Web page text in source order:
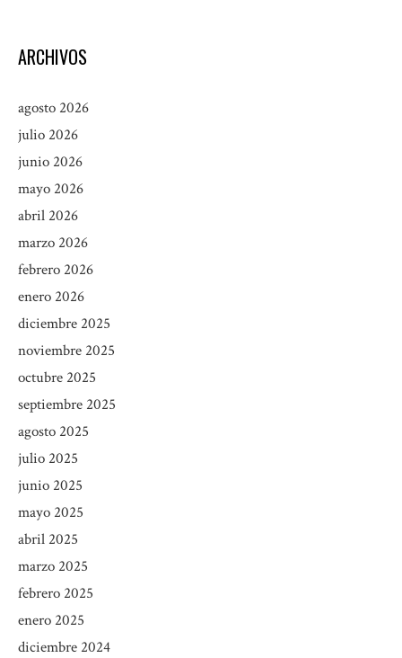
ARCHIVOS
agosto 2026
julio 2026
junio 2026
mayo 2026
abril 2026
marzo 2026
febrero 2026
enero 2026
diciembre 2025
noviembre 2025
octubre 2025
septiembre 2025
agosto 2025
julio 2025
junio 2025
mayo 2025
abril 2025
marzo 2025
febrero 2025
enero 2025
diciembre 2024